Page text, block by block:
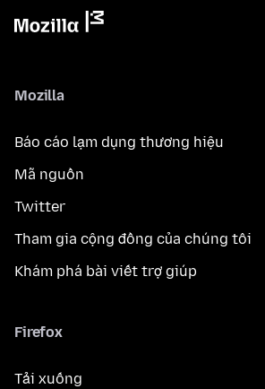
Mozilla
Báo cáo lạm dụng thương hiệu
Mã nguồn
Twitter
Tham gia cộng đồng của chúng tôi
Khám phá bài viết trợ giúp
Firefox
Tải xuống